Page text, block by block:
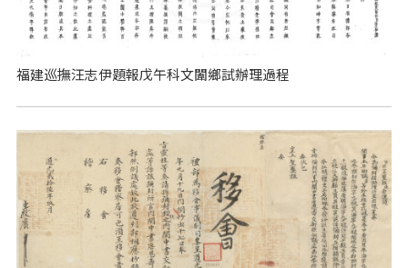
福建巡撫汪志伊題報戊午科文闈鄉試辦理過程